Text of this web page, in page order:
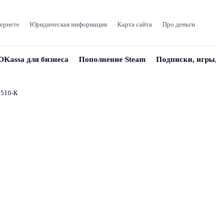
Юридическая информация Карта сайта Про деньги
для бизнеса Пополнение Steam Подписки,